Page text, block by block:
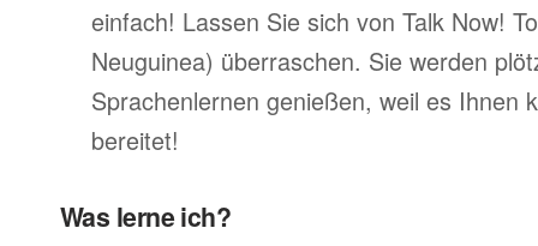
einfach! Lassen Sie sich von Talk Now!
Neuguinea) überraschen. Sie werden
Sprachenlernen genießen, weil es Ihnen
bereitet!
Was lerne ich?